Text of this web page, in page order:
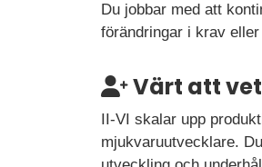
Du jobbar med att
förändringar i krav
Värt att
II-VI skalar upp
mjukvaruutvecklare.